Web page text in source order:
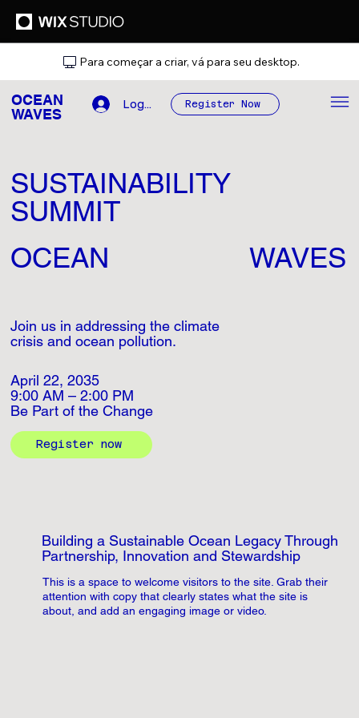
Para começar a criar, vá para seu desktop.